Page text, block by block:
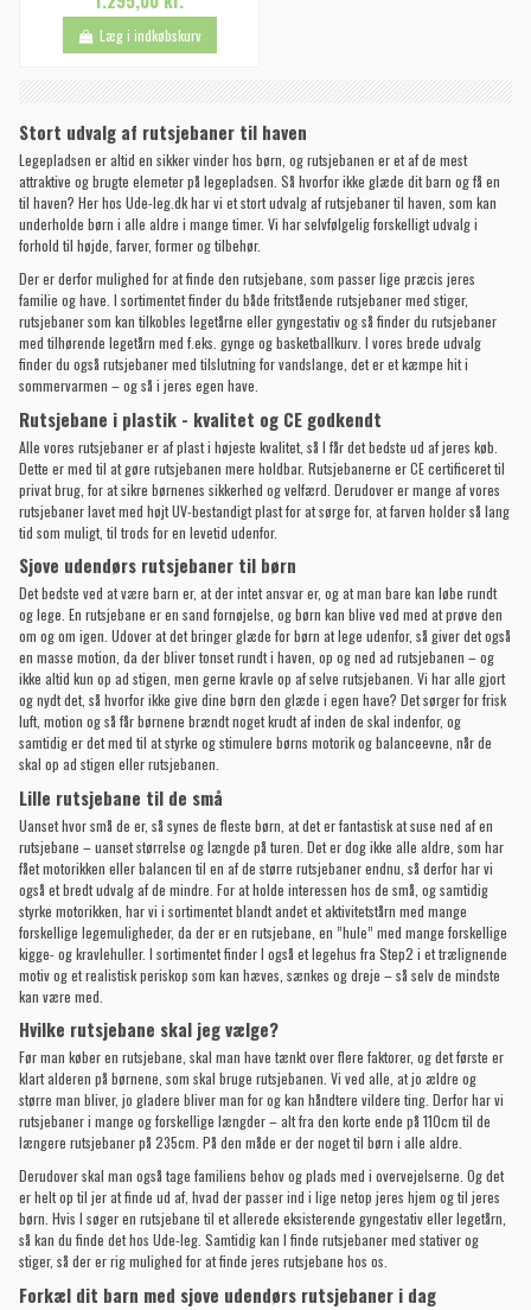
Læg i indkøbskurv
Stort udvalg af rutsjebaner til haven
Legepladsen er altid en sikker vinder hos børn, og rutsjebanen er et af de mest
attraktive og brugte elemeter på legepladsen. Så hvorfor ikke glæde dit barn og få en
til haven? Her hos Ude-leg.dk har vi et stort udvalg af rutsjebaner til haven, som kan
underholde børn i alle aldre i mange timer. Vi har selvfølgelig forskelligt udvalg i
forhold til højde, farver, former og tilbehør.
Der er derfor mulighed for at finde den rutsjebane, som passer lige præcis jeres
familie og have. I sortimentet finder du både fritstående rutsjebaner med stiger,
rutsjebaner som kan tilkobles legetårne ellergyngestativog så finder du rutsjebaner
med tilhørende legetårn med f.eks. gynge og basketballkurv. I vores brede udvalg
finder du også rutsjebaner med tilslutning for vandslange, det er et kæmpe hit i
sommervarmen – og så i jeres egen have.
Rutsjebane i plastik - kvalitet og CE godkendt
Alle vores rutsjebaner er af plast i højeste kvalitet, så I får det bedste ud af jeres køb.
Dette er med til at gøre rutsjebanen mere holdbar. Rutsjebanerne er CE certificeret til
privat brug, for at sikre børnenes sikkerhed og velfærd. Derudover er mange af vores
rutsjebaner lavet med højt UV-bestandigt plast for at sørge for, at farven holder så lang
tid som muligt, til trods for en levetid udenfor.
Sjove udendørs rutsjebaner til børn
Det bedste ved at være barn er, at der intet ansvar er, og at man bare kan løbe rundt
og lege. En rutsjebane er en sand fornøjelse, og børn kan blive ved med at prøve den
om og om igen. Udover at det bringer glæde for børn at lege udenfor, så giver det også
en masse motion, da der bliver tonset rundt i haven, op og ned ad rutsjebanen – og
ikke altid kun op ad stigen, men gerne kravle op af selve rutsjebanen. Vi har alle gjort
og nydt det, så hvorfor ikke give dine børn den glæde i egen have? Det sørger for frisk
luft, motion og så får børnene brændt noget krudt af inden de skal indenfor, og
samtidig er det med til at styrke og stimulere børns motorik og balanceevne, når de
skal op ad stigen eller rutsjebanen.
Lille rutsjebane til de små
Uanset hvor små de er, så synes de fleste børn, at det er fantastisk at suse ned af en
rutsjebane – uanset størrelse og længde på turen. Det er dog ikke alle aldre, som har
fået motorikken eller balancen til en af de større rutsjebaner endnu, så derfor har vi
også et bredt udvalg af de mindre. For at holde interessen hos de små, og samtidig
styrke motorikken, har vi i sortimentet blandt andet et aktivitetstårn med mange
forskellige legemuligheder, da der er en rutsjebane, en ”hule” med mange forskellige
kigge- og kravlehuller. I sortimentet finder I også etlegehus fra Step2 i et trælignende
motiv og et realistisk periskop som kan hæves, sænkes og dreje – så selv de mindste
kan være med.
Hvilke rutsjebane skal jeg vælge?
Før man køber en rutsjebane, skal man have tænkt over flere faktorer, og det første er
klart alderen på børnene, som skal bruge rutsjebanen. Vi ved alle, at jo ældre og
større man bliver, jo gladere bliver man for og kan håndtere vildere ting. Derfor har vi
rutsjebaner i mange og forskellige længder – alt fra den korte ende på 110cm til de
længere rutsjebaner på 235cm. På den måde er der noget til børn i alle aldre.
Derudover skal man også tage familiens behov og plads med i overvejelserne. Og det
er helt op til jer at finde ud af, hvad der passer ind i lige netop jeres hjem og til jeres
børn. Hvis I søger en rutsjebane til et allerede eksisterende gyngestativ eller legetårn,
så kan du finde det hos Ude-leg. Samtidig kan I finde rutsjebaner med stativer og
stiger, så der er rig mulighed for at finde jeres rutsjebane hos os.
Forkæl dit barn med sjove udendørs rutsjebaner i dag